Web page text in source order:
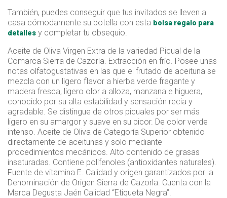
También, puedes conseguir que tus invitados se lleven a
casa cómodamente su botella con esta bolsa regalo para
detalles y completar tu obsequio.
Aceite de Oliva Virgen Extra de la variedad Picual de la
Comarca Sierra de Cazorla. Extracción en frío. Posee unas
notas olfatogustativas en las que el frutado de aceituna se
mezcla con un ligero flavor a hierba verde fragante y
madera fresca, ligero olor a alloza, manzana e higuera,
conocido por su alta estabilidad y sensación recia y
agradable. Se distingue de otros picuales por ser más
ligero en su amargor y suave en su picor. De color verde
intenso. Aceite de Oliva de Categoría Superior obtenido
directamente de aceitunas y solo mediante
procedimientos mecánicos. Alto contenido de grasas
insaturadas. Contiene polifenoles (antioxidantes naturales).
Fuente de vitamina E. Calidad y origen garantizados por la
Denominación de Origen Sierra de Cazorla. Cuenta con la
Marca Degusta Jaén Calidad “Etiqueta Negra”.